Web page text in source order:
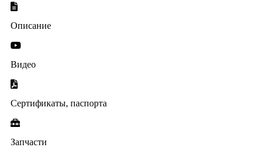
Описание
Видео
Сертификаты, паспорта
Запчасти